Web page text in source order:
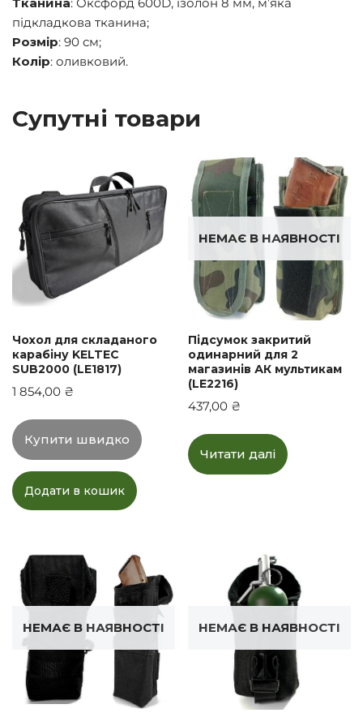
підкладкова тканина;
Розмір: 90 см;
Колір: оливковий.
Супутні товари
Чохол для складаного
карабіну KELTEC
SUB2000 (LE1817)
1 854,00 ₴
Купити швидко
Додати в кошик
НЕМАЄ В НАЯВНОСТІ
Підсумок закритий
одинарний для 2
магазинів АК мультикам
(LE2216)
437,00 ₴
Читати далі
НЕМАЄ В НАЯВНОСТІ НЕМАЄ В НАЯВНОСТІ